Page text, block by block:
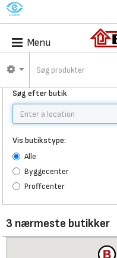
M
Menu
Find Bygma
Søg efter butik
Vis butikstype:
Alle
Byggecenter
Proffcenter
3 nærmeste butikker